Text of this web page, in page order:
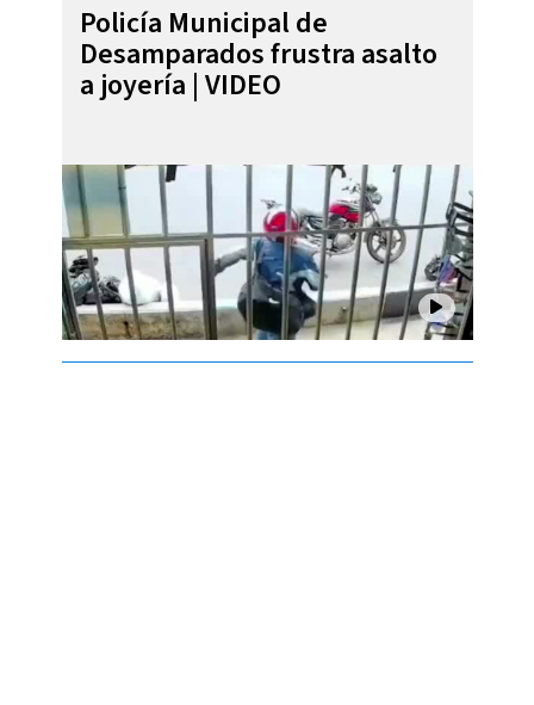
Policía Municipal de
Desamparados frustra asalto
a joyería | VIDEO